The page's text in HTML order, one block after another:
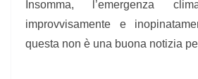
Insomma, l’emergenza
improvvisamente e
questa non è una buona notizia